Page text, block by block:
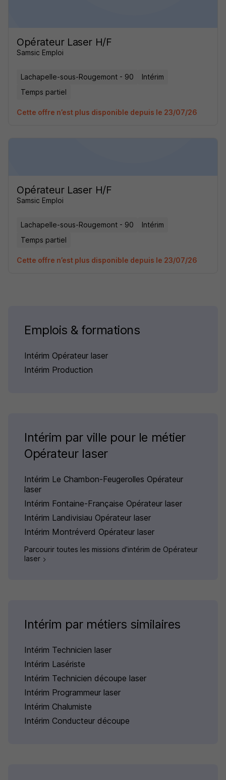
Opérateur Laser H/F
Samsic Emploi
Lachapelle-sous-Rougemont - 90
Intérim
Temps partiel
Cette offre n’est plus disponible depuis le 23/07/26
Opérateur Laser H/F
Samsic Emploi
Lachapelle-sous-Rougemont - 90
Intérim
Temps partiel
Cette offre n’est plus disponible depuis le 23/07/26
Emplois & formations
Intérim Opérateur laser
Intérim Production
Intérim par ville pour le métier
Opérateur laser
Intérim Le Chambon-Feugerolles Opérateur
laser
Intérim Fontaine-Française Opérateur laser
Intérim Landivisiau Opérateur laser
Intérim Montréverd Opérateur laser
Parcourir toutes les missions d'intérim de Opérateur
laser
Intérim par métiers similaires
Intérim Technicien laser
Intérim Lasériste
Intérim Technicien découpe laser
Intérim Programmeur laser
Intérim Chalumiste
Intérim Conducteur découpe